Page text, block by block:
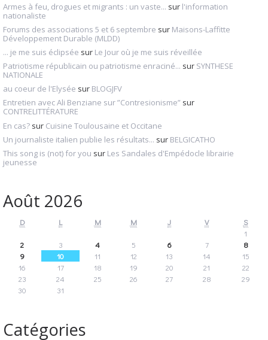
Armes à feu, drogues et migrants : un vaste... sur l'information
nationaliste
Forums des associations 5 et 6 septembre sur Maisons-Laffitte
Développement Durable (MLDD)
... je me suis éclipsée sur Le Jour où je me suis réveillée
Patriotisme républicain ou patriotisme enraciné... sur SYNTHESE
NATIONALE
au coeur de l'Elysée sur BLOGJFV
Entretien avec Ali Benziane sur ”Contresionisme” sur
CONTRELITTÉRATURE
En cas? sur Cuisine Toulousaine et Occitane
Un journaliste italien publie les résultats... sur BELGICATHO
This song is (not) for you sur Les Sandales d'Empédocle librairie
jeunesse
Août 2026
D L M M J V
S
1
2
3 4 5 6 7
8
9
10 11 12 13 14
15
16
17 18 19 20 21
22
23
24 25 26 27 28
29
30
31
Catégories